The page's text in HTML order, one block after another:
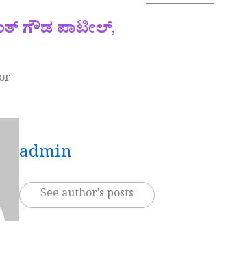
ಗೌಡ ಪಾಟೀಲ್,
admin
See author's posts